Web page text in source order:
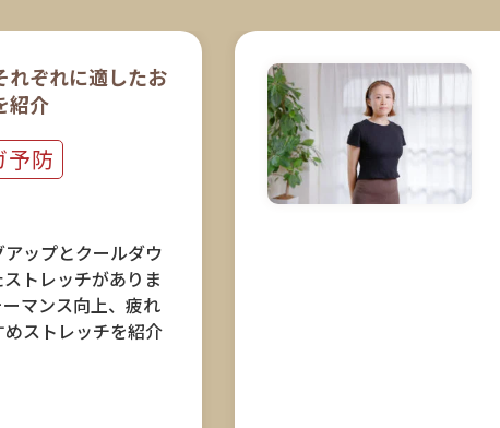
れぞれに適したお
紹介
予防
ップとクールダウ
トレッチがありま
マンス向上、疲れ
ストレッチを紹介